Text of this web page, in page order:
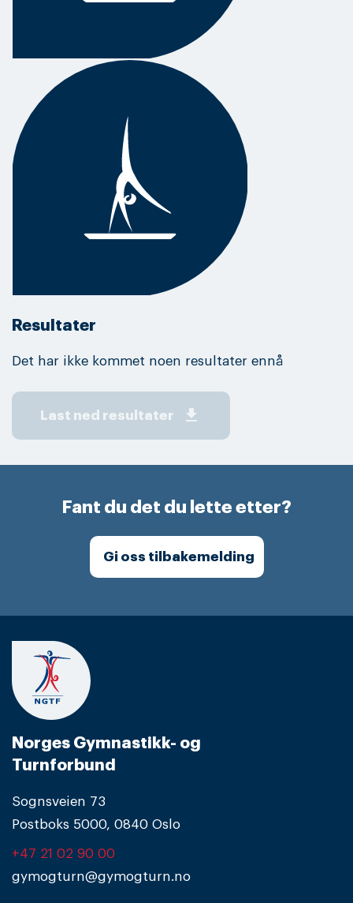
Resultater
Det har ikke kommet noen resultater ennå
Last ned resultater get_app
Fant du det du lette etter?
Gi oss tilbakemelding
Norges Gymnastikk- og
Turnforbund
Sognsveien 73
Postboks 5000, 0840 Oslo
+47 21 02 90 00
gymogturn@gymogturn.no